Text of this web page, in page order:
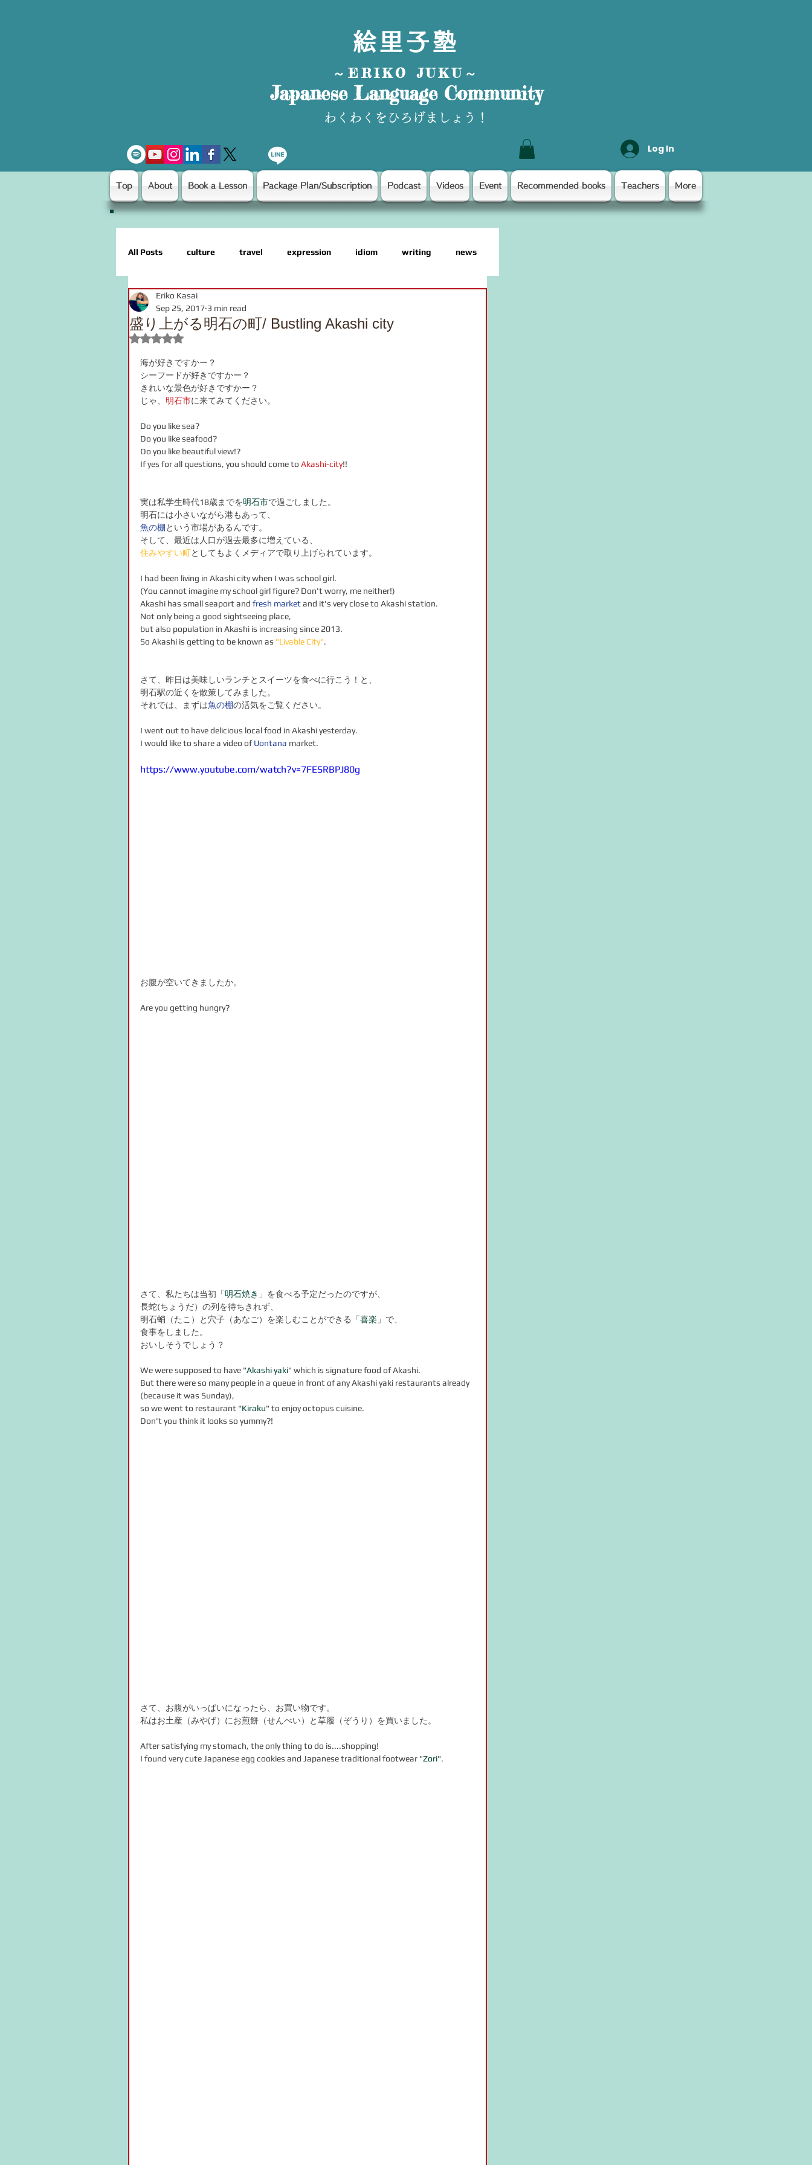
絵里子塾
～ERIKO JUKU～
Japanese Language Community
わくわくをひろげましょう！
Log In
Top About Book a Lesson Package Plan/Subscription Podcast Videos Event Recommended books Teachers More
All Posts culture travel expression idiom writing news
grammar
onomatopoeia Podcast
盛り上がる明石の町/ Bustling Akashi city
Eriko Kasai
Sep 25, 2017 3 min read
Rated NaN out of 5 stars.
海が好きですかー？
シーフードが好きですかー？
きれいな景色が好きですかー？
じゃ、 明石市に来てみてください。
Do you like sea?
Do you like seafood?
Do you like beautiful view!?
If yes for all questions, you should come to Akashi-city!!
実は私学生時代18歳までを明石市で過ごしました。
明石には小さいながら港もあって、
魚の棚という市場があるんです。
そして、最近は人口が過去最多に増えている、
住みやすい町としてもよくメディアで取り上げられています。
I had been living in Akashi city when I was school girl.
(You cannot imagine my school girl figure? Don't worry, me neither!)
Akashi has small seaport and fresh market and it's very close to Akashi station.
Not only being a good sightseeing place,
but also population in Akashi is increasing since 2013.
So Akashi is getting to be known as "Livable City".
さて、昨日は美味しいランチとスイーツを食べに行こう！と、
明石駅の近くを散策してみました。
それでは、まずは魚の棚の活気をご覧ください。
I went out to have delicious local food in Akashi yesterday.
I would like to share a video of Uontana market.
https://www.youtube.com/watch?v=7FESRBPJ80g
お腹が空いてきましたか。
Are you getting hungry?
さて、私たちは当初「明石焼き 」を食べる予定だったのですが、
長蛇(ちょうだ）の列を待ちきれず、
明石蛸（たこ）と穴子（あなご）を楽しむことができる「喜楽 」で、
食事をしました。
おいしそうでしょう？
We were supposed to have "Akashi yaki" which is signature food of Akashi.
But there were so many people in a queue in front of any Akashi yaki restaurants already
(because it was Sunday),
so we went to restaurant "Kiraku" to enjoy octopus cuisine.
Don't you think it looks so yummy?!
さて、お腹がいっぱいになったら、お買い物です。
私はお土産（みやげ）にお煎餅（せんべい）と草履（ぞうり）を買いました。
After satisfying my stomach, the only thing to do is....shopping!
I found very cute Japanese egg cookies and Japanese traditional footwear "Zori".